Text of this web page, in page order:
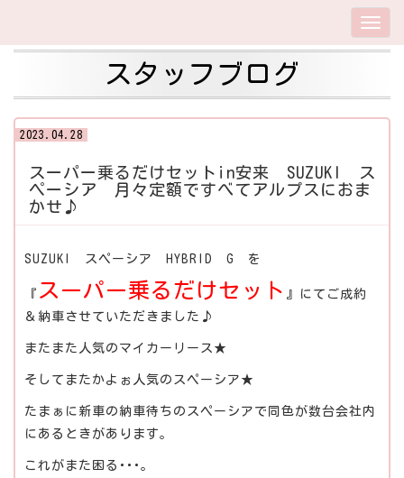
スタッフブログ
2023.04.28
スーパー乗るだけセットin安来 SUZUKI ス
ペーシア 月々定額ですべてアルプスにおま
かせ♪
SUZUKI スペーシア HYBRID G を
『 スーパー乗るだけセット 』にてご成約
＆納車させていただきました♪
またまた人気のマイカーリース★
そしてまたかよぉ人気のスペーシア★
たまぁに新車の納車待ちのスペーシアで同色が数台会社内
にあるときがあります。
これがまた困る･･･｡